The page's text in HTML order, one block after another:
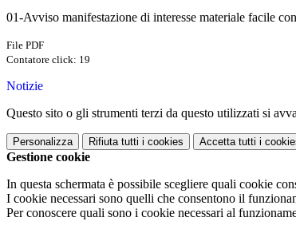
01-Avviso manifestazione di interesse materiale facile
File PDF
Contatore click: 19
Notizie
Questo sito o gli strumenti terzi da questo utilizzati si
Personalizza Rifiuta tutti i cookies Accetta tutti i
Gestione cookie
In questa schermata è possibile scegliere quali cookie
I cookie necessari sono quelli che consentono il
Per conoscere quali sono i cookie necessari al